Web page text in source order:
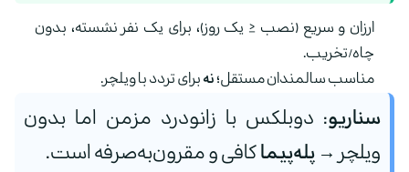
ارزان و سریع (نصب ≤ یک روز)، برای یک نفر نشسته، بدون
چاه/تخریب.
مناسب سالمندان مستقل؛نهبرای تردد با ویلچر.
سناریو: دوبلکس با زانودرد مزمن اما بدون
ویلچر →پله‌پیماکافی و مقرون‌به‌صرفه است.